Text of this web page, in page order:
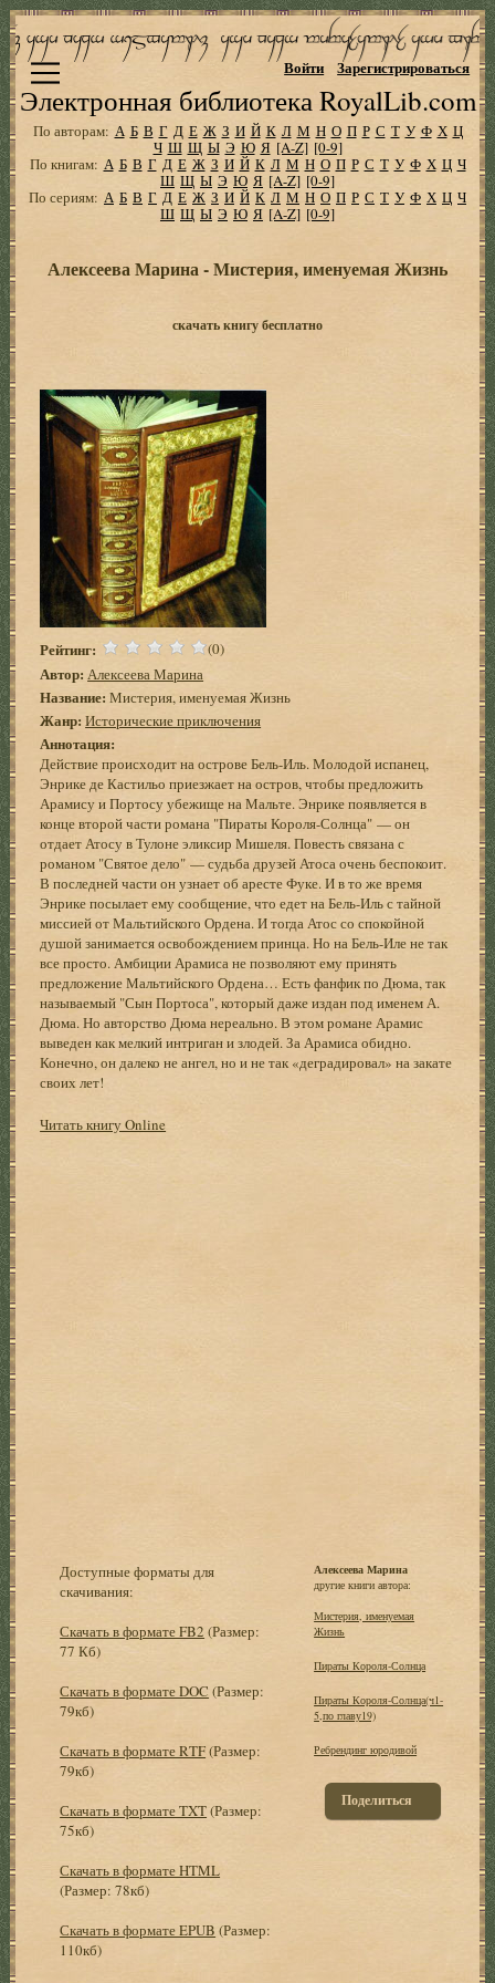
Электронная библиотека RoyalLib.com
Войти Зарегистрироваться
По авторам: А Б В Г Д Е Ж З И Й К Л М Н О П Р С Т У Ф Х Ц
Ч Ш Щ Ы Э Ю Я [A-Z] [0-9]
По книгам: А Б В Г Д Е Ж З И Й К Л М Н О П Р С Т У Ф Х Ц Ч
Ш Щ Ы Э Ю Я [A-Z] [0-9]
По сериям: А Б В Г Д Е Ж З И Й К Л М Н О П Р С Т У Ф Х Ц Ч
Ш Щ Ы Э Ю Я [A-Z] [0-9]
Алексеева Марина - Мистерия, именуемая Жизнь
скачать книгу бесплатно
Рейтинг: (0)
Автор: Алексеева Марина
Название: Мистерия, именуемая Жизнь
Жанр: Исторические приключения
Аннотация:
Действие происходит на острове Бель-Иль. Молодой испанец,
Энрике де Кастильо приезжает на остров, чтобы предложить
Арамису и Портосу убежище на Мальте. Энрике появляется в
конце второй части романа "Пираты Короля-Солнца" — он
отдает Атосу в Тулоне эликсир Мишеля. Повесть связана с
романом "Святое дело" — судьба друзей Атоса очень беспокоит.
В последней части он узнает об аресте Фуке. И в то же время
Энрике посылает ему сообщение, что едет на Бель-Иль с тайной
миссией от Мальтийского Ордена. И тогда Атос со спокойной
душой занимается освобождением принца. Но на Бель-Иле не так
все просто. Амбиции Арамиса не позволяют ему принять
предложение Мальтийского Ордена… Есть фанфик по Дюма, так
называемый "Сын Портоса", который даже издан под именем А.
Дюма. Но авторство Дюма нереально. В этом романе Арамис
выведен как мелкий интриган и злодей. За Арамиса обидно.
Конечно, он далеко не ангел, но и не так «деградировал» на закате
своих лет!
Читать книгу Online
Доступные форматы для
скачивания:
Скачать в формате FB2 (Размер:
77 Кб)
Скачать в формате DOC (Размер:
79кб)
Скачать в формате RTF(Размер:
79кб)
Скачать в формате TXT(Размер:
75кб)
Скачать в формате HTML
(Размер: 78кб)
Скачать в формате EPUB (Размер:
110кб)
Алексеева Марина
другие книги автора:
Мистерия, именуемая
Жизнь
Пираты Короля-Солнца
Пираты Короля-Солнца(ч1-
5,по главу19)
Ребрендинг юродивой
Поделиться